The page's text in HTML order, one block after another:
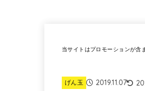
当サイトはプロモーションが含
げん玉 2019.11.07